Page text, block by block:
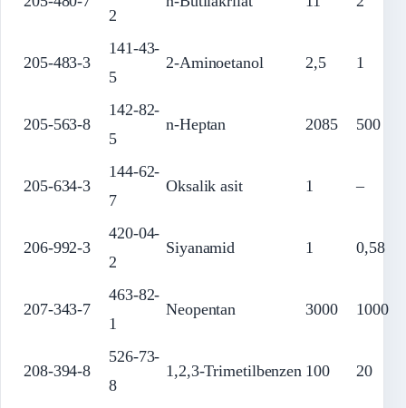
2
205-483-3
141-43-
5
2-Aminoetanol 2,5 1
205-563-8
142-82-
5
n-Heptan 2085 500
205-634-3
144-62-
7
Oksalik asit 1 –
206-992-3
420-04-
2
Siyanamid 1 0,58
207-343-7
463-82-
1
Neopentan 3000 1000
208-394-8
526-73-
8
1,2,3-Trimetilbenzen 100 20